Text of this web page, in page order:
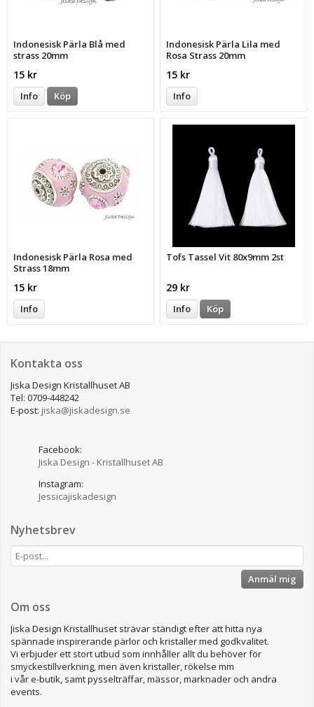
Indonesisk Pärla Blå med
strass 20mm
15 kr
Info Köp
Indonesisk Pärla Lila med
Rosa Strass 20mm
15 kr
Info
Indonesisk Pärla Rosa med
Strass 18mm
15 kr
Info
Tofs Tassel Vit 80x9mm 2st
29 kr
Info Köp
Kontakta oss
Jiska Design Kristallhuset AB
Tel: 0709-448242
E-post: jiska@jiskadesign.se
Facebook:
Jiska Design - Kristallhuset AB
Instagram:
Jessicajiskadesign
Nyhetsbrev
Anmäl mig
Om oss
Jiska Design Kristallhuset strävar ständigt efter att hitta nya
spännade inspirerande pärlor och kristaller med godkvalitet.
Vi erbjuder ett stort utbud som innhåller allt du behöver för
smyckestillverkning, men även kristaller, rökelse mm
i vår e-butik, samt pysselträffar, mässor, marknader och andra
events.